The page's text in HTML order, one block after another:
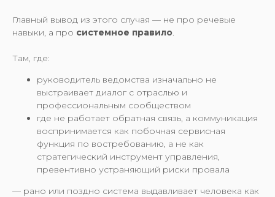
Главный вывод из этого случая — не про речевые
навыки, а про системное правило.
Там, где:
руководитель ведомства изначально не
выстраивает диалог с отраслью и
профессиональным сообществом
где не работает обратная связь, а коммуникация
воспринимается как побочная сервисная
функция по востребованию, а не как
стратегический инструмент управления,
превентивно устраняющий риски провала
— рано или поздно система выдавливает человека как